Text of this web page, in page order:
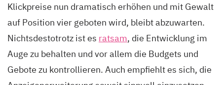
Klickpreise nun dramatisch erhöhen und mit Gewalt
auf Position vier geboten wird, bleibt abzuwarten.
Nichtsdestotrotz ist es ratsam, die Entwicklung im
Auge zu behalten und vor allem die Budgets und
Gebote zu kontrollieren. Auch empfiehlt es sich, die